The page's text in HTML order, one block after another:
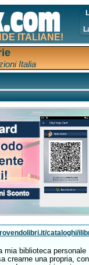
ITALIANE!
Italia
cataloghi/
mia biblioteca personale
crearne una propria,